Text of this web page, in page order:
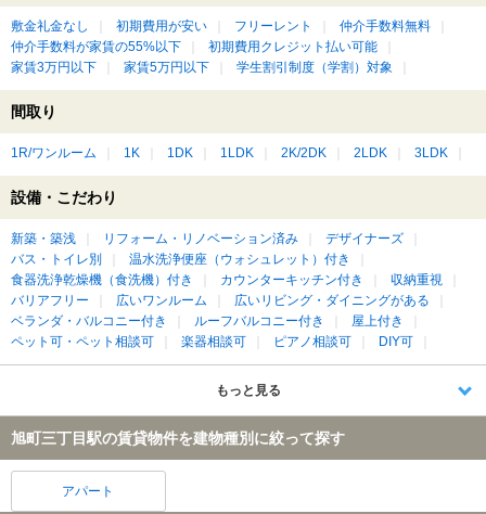
敷金礼金なし 初期費用が安い フリーレント
仲介手数料無料
仲介手数料が家賃の55%以下
初期費用クレジット払い可能
家賃3万円以下
家賃5万円以下 学生割引制度（学割）対象
間取り
1R/ワンルーム 1K 1DK 1LDK 2K/2DK 2LDK 3LDK
設備・こだわり
新築・築浅 リフォーム・リノベーション済み
デザイナーズ
バス・トイレ別
温水洗浄便座（ウォシュレット）付き
食器洗浄乾燥機（食洗機）付き
カウンターキッチン付き
収納重視
バリアフリー
広いワンルーム
広いリビング・ダイニングがある
ベランダ・バルコニー付き
ルーフバルコニー付き
屋上付き
ペット可・ペット相談可
楽器相談可 ピアノ相談可 DIY可
もっと見る
旭町三丁目駅の賃貸物件を建物種別に絞って探す
アパート